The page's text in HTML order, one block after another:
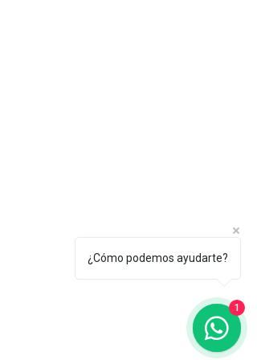
¿Cómo podemos ayudarte?
1